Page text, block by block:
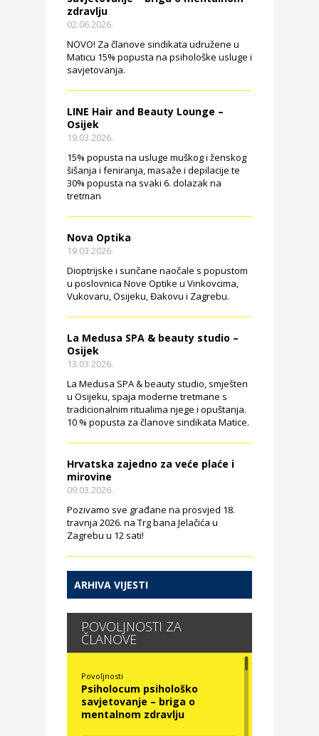
zdravlju
02.06.2026.
NOVO! Za članove sindikata udružene u
Maticu 15% popusta na psihološke usluge i
savjetovanja.
LINE Hair and Beauty Lounge –
Osijek
19.03.2026.
15% popusta na usluge muškog i ženskog
šišanja i feniranja, masaže i depilacije te
30% popusta na svaki 6. dolazak na
tretman
Nova Optika
19.03.2026.
Dioptrijske i sunčane naočale s popustom
u poslovnica Nove Optike u Vinkovcima,
Vukovaru, Osijeku, Đakovu i Zagrebu.
La Medusa SPA & beauty studio –
Osijek
13.03.2026.
La Medusa SPA & beauty studio, smješten
u Osijeku, spaja moderne tretmane s
tradicionalnim ritualima njege i opuštanja.
10 % popusta za članove sindikata Matice.
Hrvatska zajedno za veće plaće i
mirovine
09.03.2026.
Pozivamo sve građane na prosvjed 18.
travnja 2026. na Trg bana Jelačića u
Zagrebu u 12 sati!
ARHIVA VIJESTI
POVOLJNOSTI ZA
ČLANOVE
Povoljnosti
Psiholocum psihološko
savjetovanje – briga o
mentalnom zdravlju